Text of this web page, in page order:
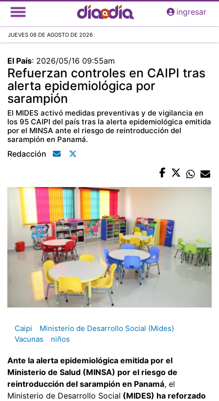
Pasar
al
principal
ingresar
JUEVES 06 DE AGOSTO DE 2026
El País: 2026/05/16 09:55am
Refuerzan controles en CAIPI tras
alerta epidemiológica por
sarampión
El MIDES activó medidas preventivas y de vigilancia en
los 95 CAIPI del país tras la alerta epidemiológica emitida
por el MINSA ante el riesgo de reintroducción del
sarampión en Panamá.
Redacción
Caipi
Ministerio de Desarrollo Social (Mides)
Vacunas
niños
Ante la alerta epidemiológica emitida por el
Ministerio de Salud (MINSA) por el riesgo de
reintroducción del sarampión en Panamá, el
Ministerio de Desarrollo Social (MIDES) ha reforzado